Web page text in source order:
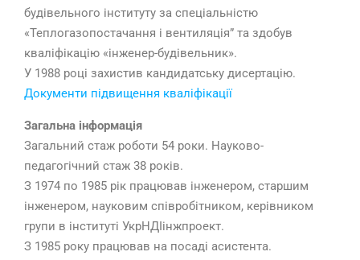
будівельного інституту за спеціальністю
«Теплогазопостачання і вентиляція” та здобув
кваліфікацію «інженер-будівельник».
У 1988 році захистив кандидатську дисертацію.
Документи підвищення кваліфікації
Загальна інформація
Загальний стаж роботи 54 роки. Науково-
педагогічний стаж 38 років.
З 1974 по 1985 рік працював інженером, старшим
інженером, науковим співробітником, керівником
групи в інституті УкрНДІінжпроект.
З 1985 року працював на посаді асистента.